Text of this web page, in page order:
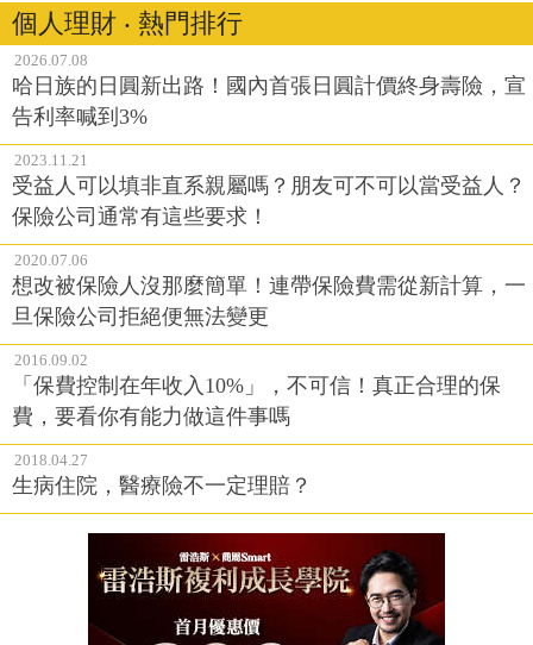
個人理財 ‧ 熱門排行
2026.07.08
哈日族的日圓新出路！國內首張日圓計價終身壽險，宣
告利率喊到3%
2023.11.21
受益人可以填非直系親屬嗎？朋友可不可以當受益人？
保險公司通常有這些要求！
2020.07.06
想改被保險人沒那麼簡單！連帶保險費需從新計算，一
旦保險公司拒絕便無法變更
2016.09.02
「保費控制在年收入10%」，不可信！真正合理的保
費，要看你有能力做這件事嗎
2018.04.27
生病住院，醫療險不一定理賠？